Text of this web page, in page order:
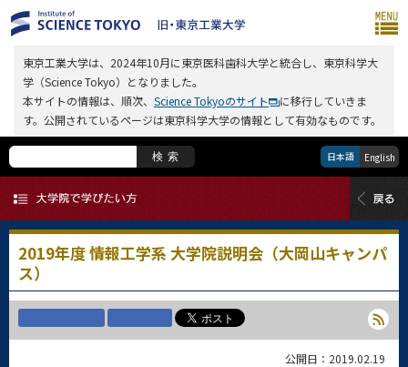
東京工業大学は、2024年10月に東京医科歯科大学と統合し、東京科学大
学（Science Tokyo）となりました。
本サイトの情報は、順次、 Science Tokyoのサイト
に移行していきま
す。公開されているページは東京科学大学の情報として有効なものです。
検索 日本語 English
2019年度 情報工学系 大学院説明会（大岡山キャンパ
ス）
公開日：2019.02.19